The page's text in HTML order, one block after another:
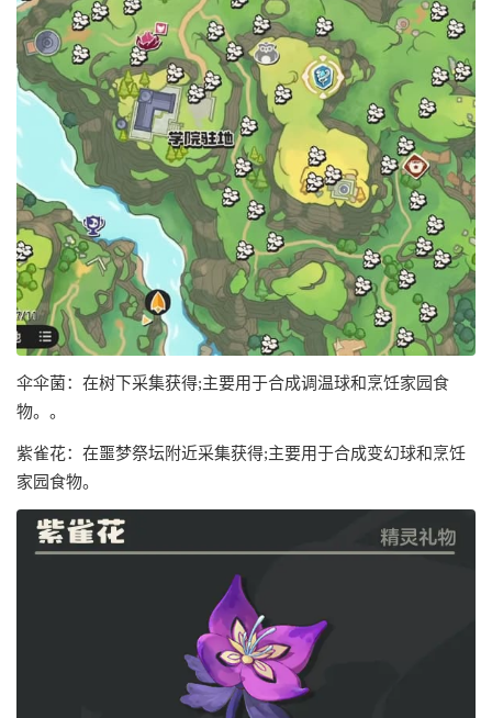
伞伞菌：在树下采集获得;主要用于合成调温球和烹饪家园食
物。。
紫雀花：在噩梦祭坛附近采集获得;主要用于合成变幻球和烹饪
家园食物。